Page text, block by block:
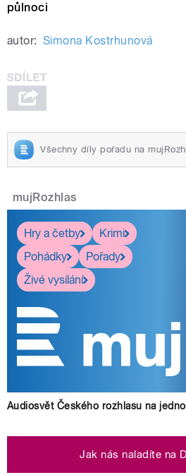
půlnoci
autor: Simona Kostrhunová
Všechny díly pořadu na
mujRozhlas
Hry a četby
Krimi
Pohádky
Pořady
Živé vysílání
Audiosvět Českého rozhlasu na
Jak nás naladíte na